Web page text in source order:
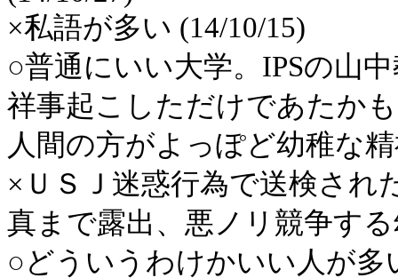
×私語が多い (14/10/15)
○普通にいい大学。IPSの山
祥事起こしただけであたか
人間の方がよっぽど幼稚な
×ＵＳＪ迷惑行為で送検さ
真まで露出、悪ノリ競争す
○どういうわけかいい人が多